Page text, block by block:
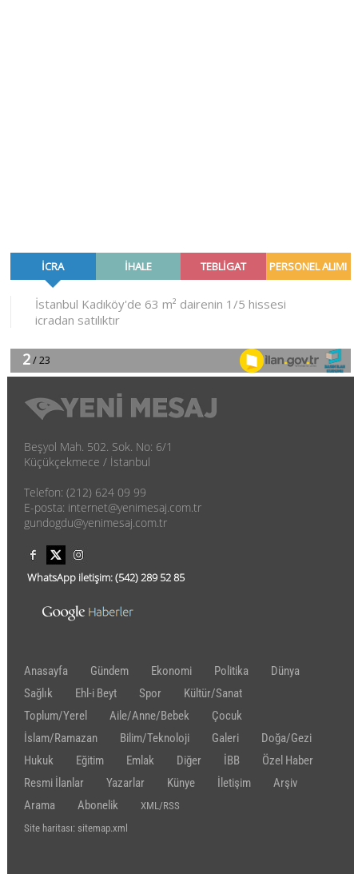
Beşyol Mah. 502. Sok. No: 6/1
Küçükçekmece / İstanbul
Telefon: (212) 624 09 99
E-posta: internet@yenimesaj.com.tr
gundogdu@yenimesaj.com.tr
WhatsApp iletişim:(542)289 52 85
Anasayfa Gündem Ekonomi Politika
Dünya
Sağlık
Ehl-i Beyt Spor
Kültür/Sanat
Toplum/Yerel
Aile/Anne/Bebek
Çocuk
İslam/Ramazan
Bilim/Teknoloji Galeri
Doğa/Gezi
Hukuk
Eğitim Emlak Diğer İBB
Özel Haber
Resmi İlanlar
Yazarlar Künye İletişim
Arşiv
Arama
Abonelik
XML/RSS
Site haritası: sitemap.xml